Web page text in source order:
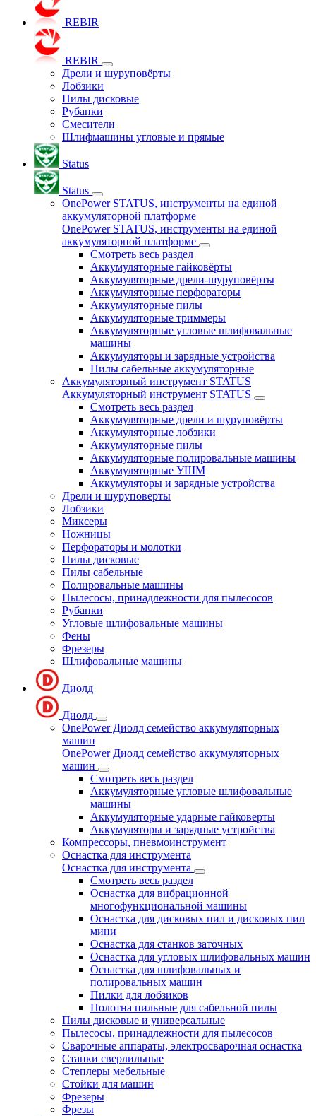
REBIR
REBIR
Дрели и шуруповёрты
Лобзики
Пилы дисковые
Рубанки
Смесители
Шлифмашины угловые и прямые
Status
Status
OnePower STATUS, инструменты на единой
аккумуляторной платформе
OnePower STATUS, инструменты на единой
аккумуляторной платформе
Смотреть весь раздел
Аккумуляторные гайковёрты
Аккумуляторные дрели-шуруповёрты
Аккумуляторные перфораторы
Аккумуляторные пилы
Аккумуляторные триммеры
Аккумуляторные угловые шлифовальные
машины
Аккумуляторы и зарядные устройства
Пилы сабельные аккумуляторные
Аккумуляторный инструмент STATUS
Аккумуляторный инструмент STATUS
Смотреть весь раздел
Аккумуляторные дрели и шуруповёрты
Аккумуляторные лобзики
Аккумуляторные пилы
Аккумуляторные полировальные машины
Аккумуляторные УШМ
Аккумуляторы и зарядные устройства
Дрели и шуруповерты
Лобзики
Миксеры
Ножницы
Перфораторы и молотки
Пилы дисковые
Пилы сабельные
Полировальные машины
Пылесосы, принадлежности для пылесосов
Рубанки
Угловые шлифовальные машины
Фены
Фрезеры
Шлифовальные машины
Диолд
Диолд
OnePower Диолд семейство аккумуляторных
машин
OnePower Диолд семейство аккумуляторных
машин
Смотреть весь раздел
Аккумуляторные угловые шлифовальные
машины
Аккумуляторные ударные гайковерты
Аккумуляторы и зарядные устройства
Компрессоры, пневмоинструмент
Оснастка для инструмента
Оснастка для инструмента
Смотреть весь раздел
Оснастка для вибрационной
многофункциональной машины
Оснастка для дисковых пил и дисковых пил
мини
Оснастка для станков заточных
Оснастка для угловых шлифовальных машин
Оснастка для шлифовальных и
полировальных машин
Пилки для лобзиков
Полотна пильные для сабельной пилы
Пилы дисковые и универсальные
Пылесосы, принадлежности для пылесосов
Сварочные аппараты, электросварочная оснастка
Станки сверлильные
Степлеры мебельные
Стойки для машин
Фрезеры
Фрезы